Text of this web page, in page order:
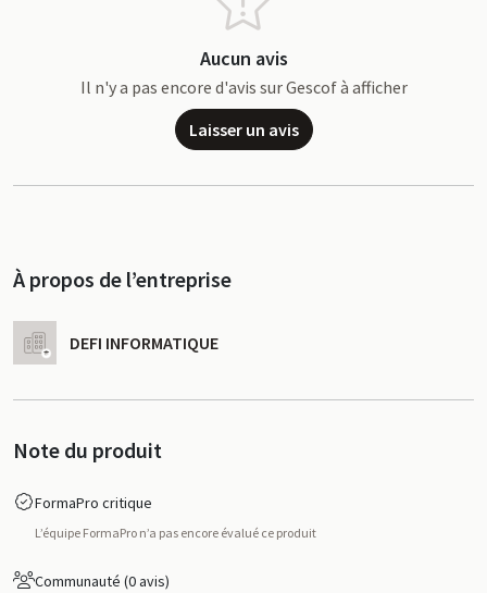
Aucun avis
Il n'y a pas encore d'avis sur Gescof à afficher
Laisser un avis
À propos de l’entreprise
DEFI INFORMATIQUE
Note du produit
FormaPro critique
L’équipe FormaPro n’a pas encore évalué ce produit
Communauté (0 avis)